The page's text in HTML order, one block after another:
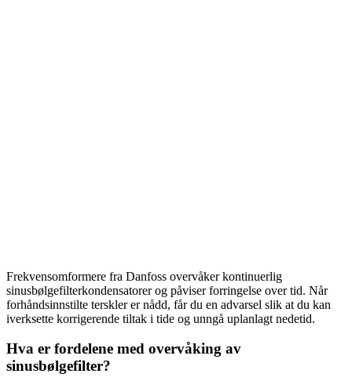
Frekvensomformere fra Danfoss overvåker kontinuerlig
sinusbølgefilterkondensatorer og påviser forringelse over tid. Når
forhåndsinnstilte terskler er nådd, får du en advarsel slik at du kan
iverksette korrigerende tiltak i tide og unngå uplanlagt nedetid.
Hva er fordelene med overvåking av
sinusbølgefilter?